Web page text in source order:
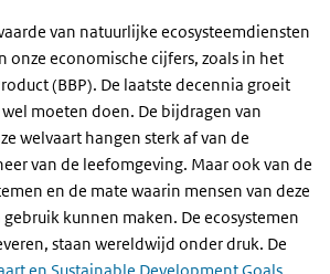
van natuurlijke ecosysteemdiensten
onze economische cijfers, zoals in het
(BBP). De laatste decennia groeit
moeten doen. De bijdragen van
welvaart hangen sterk af van de
van de leefomgeving. Maar ook van de
en de mate waarin mensen van deze
kunnen maken. De ecosystemen
staan wereldwijd onder druk. De